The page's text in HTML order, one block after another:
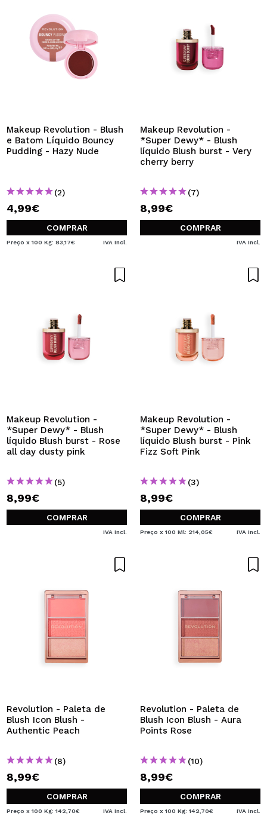
Makeup Revolution - Blush
e Batom Líquido Bouncy
Pudding - Hazy Nude
(2)
4,99€
COMPRAR
Preço x 100 Kg: 83,17€ IVA Incl.
Makeup Revolution -
*Super Dewy* - Blush
líquido Blush burst - Very
cherry berry
(7)
8,99€
COMPRAR
IVA Incl.
Makeup Revolution -
*Super Dewy* - Blush
líquido Blush burst - Rose
all day dusty pink
(5)
8,99€
COMPRAR
IVA Incl.
Makeup Revolution -
*Super Dewy* - Blush
líquido Blush burst - Pink
Fizz Soft Pink
(3)
8,99€
COMPRAR
Preço x 100 Ml: 214,05€ IVA Incl.
Revolution - Paleta de
Blush Icon Blush -
Authentic Peach
(8)
8,99€
COMPRAR
Preço x 100 Kg: 142,70€ IVA Incl.
Revolution - Paleta de
Blush Icon Blush - Aura
Points Rose
(10)
8,99€
COMPRAR
Preço x 100 Kg: 142,70€ IVA Incl.